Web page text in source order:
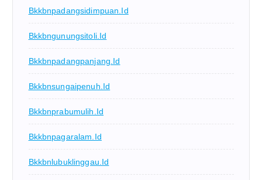
Bkkbnpadangsidimpuan.id
Bkkbngunungsitoli.id
Bkkbnpadangpanjang.id
Bkkbnsungaipenuh.id
Bkkbnprabumulih.id
Bkkbnpagaralam.id
Bkkbnlubuklinggau.id